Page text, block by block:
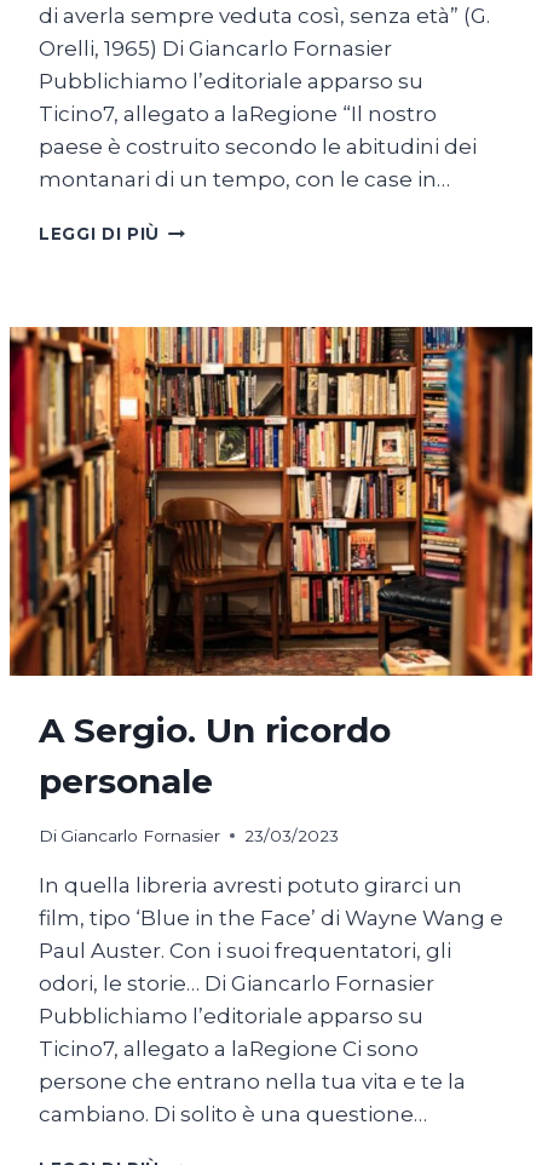
di averla sempre ve­duta così, senza età” (G.
Orelli, 1965) Di Giancarlo Fornasier
Pubblichiamo l’editoriale apparso su
Ticino7, allegato a laRegione “Il nostro
paese è costruito secondo le abitudini dei
montanari di un tempo, con le case in…
LEGGI DI PIÙ GENTI
MONTAGNA
A Sergio. Un ricordo
personale
Di Giancarlo Fornasier 23/03/2023
In quella libreria avresti potuto girarci un
film, tipo ‘Blue in the Face’ di Wayne Wang e
Paul Auster. Con i suoi frequentatori, gli
odori, le storie… Di Giancarlo Fornasier
Pubblichiamo l’editoriale apparso su
Ticino7, allegato a laRegione Ci sono
persone che entrano nella tua vita e te la
cambiano. Di solito è una questione…